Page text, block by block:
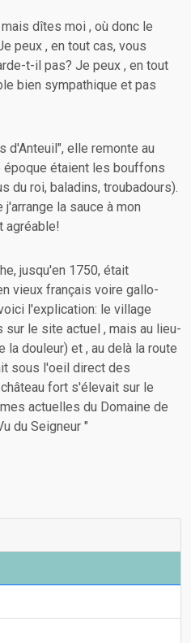
dîtes moi , où donc le
peux , en tout cas, vous
t-il pas? Je peux , en tout
bien sympathique et pas
d'Anteuil", elle remonte au
étaient les bouffons
du roi, baladins, troubadours).
la sauce à mon
agréable!
jusqu'en 1750, était
vieux français voire gallo-
l'explication: le village
sur le site actuel , mais au lieu-
la douleur) et , au delà la route
sous l'oeil direct des
fort s'élevait sur le
actuelles du Domaine de
du Seigneur "